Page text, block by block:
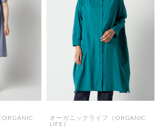
ORGANIC
オーガニックライフ（ORGANIC
LIFE）